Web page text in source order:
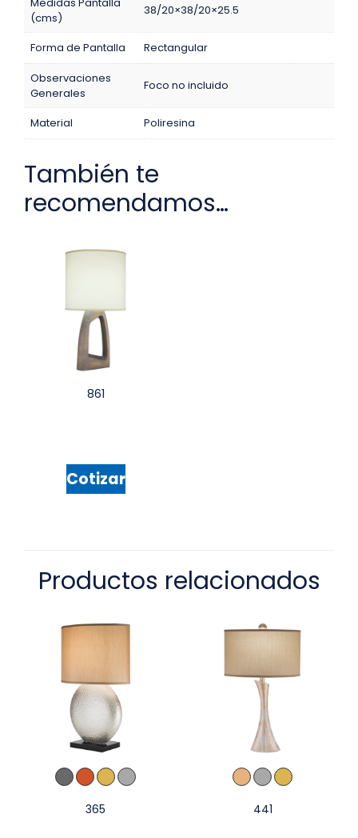
(cms)
38/20×38/20×25.5
Forma de Pantalla
Rectangular
Observaciones
Generales
Foco no incluido
Material Poliresina
También te
recomendamos…
861
Cotizar
Productos relacionados
365 441